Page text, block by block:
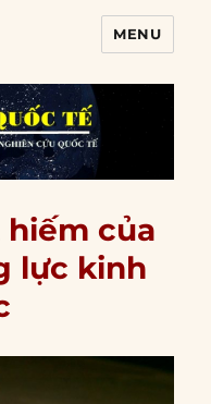
MENU
của
lực kinh